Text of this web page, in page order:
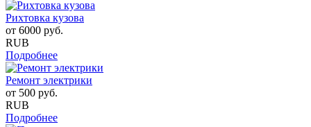
Рихтовка кузова
от 6000 руб.
RUB
Подробнее
Ремонт электрики
от 500 руб.
RUB
Подробнее